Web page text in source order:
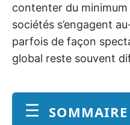
contenter du
sociétés s’engagent
parfois de façon
global reste souvent
SOMMAIRE